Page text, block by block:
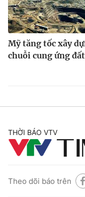
Mỹ tăng tốc xây
chuỗi cung ứng
THỜI BÁO VTV
Theo dõi báo trên